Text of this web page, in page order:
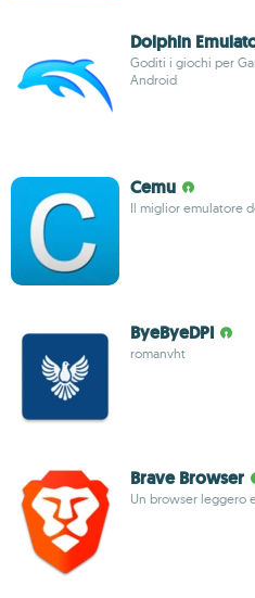
Dolphin
Goditi i giochi per
Android
Cemu
Il miglior emulatore
ByeByeDPI
romanvht
Brave Browser
Un browser leggero